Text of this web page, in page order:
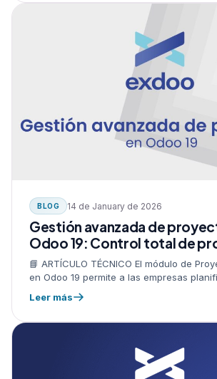
BLOG 14 de January de 2026
Gestión avanzada de
Odoo 19: Control total de
tareas, costos, rentabilidad
seguimiento operativo
📘 ARTÍCULO TÉCNICO El módulo de
en Odoo 19 permite a las empresas
controlar y analizar proyectos de
implementación, desarrollo,
Leer más